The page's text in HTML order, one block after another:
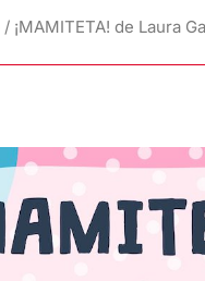
/ ¡MAMITETA! de Laura